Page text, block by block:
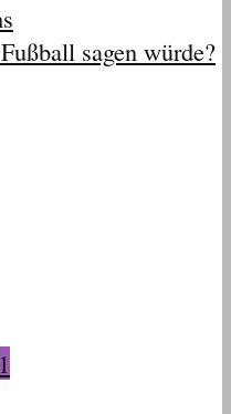
sagen würde?
1